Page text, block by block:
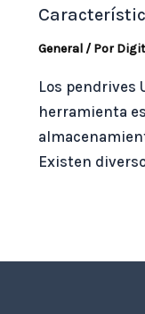
General/ Por
Los pendrives
herramienta
Existen